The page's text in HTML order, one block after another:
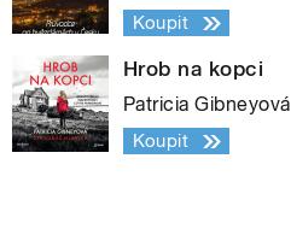
Koupit
Hrob na kopci
Patricia Gibneyová
Koupit